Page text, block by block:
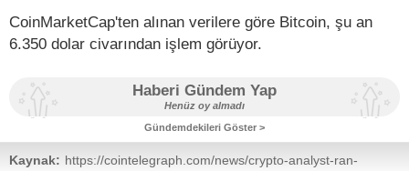
CoinMarketCap'ten alınan verilere göre Bitcoin, şu an
6.350 dolar civarından işlem görüyor.
Haberi Gündem Yap
Henüz oy almadı
Gündemdekileri Göster >
Kaynak: https://cointelegraph.com/news/crypto-analyst-ran-